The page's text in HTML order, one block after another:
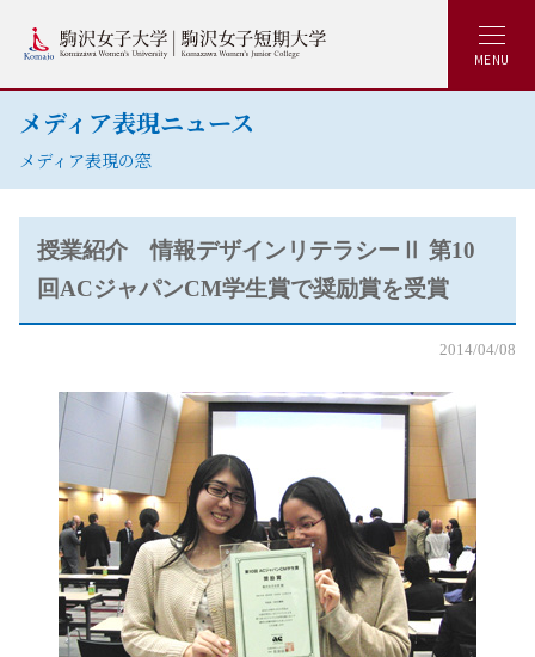
MENU
メディア表現ニュース
メディア表現の窓
授業紹介 情報デザインリテラシーⅡ 第10
回ACジャパンCM学生賞で奨励賞を受賞
2014/04/08